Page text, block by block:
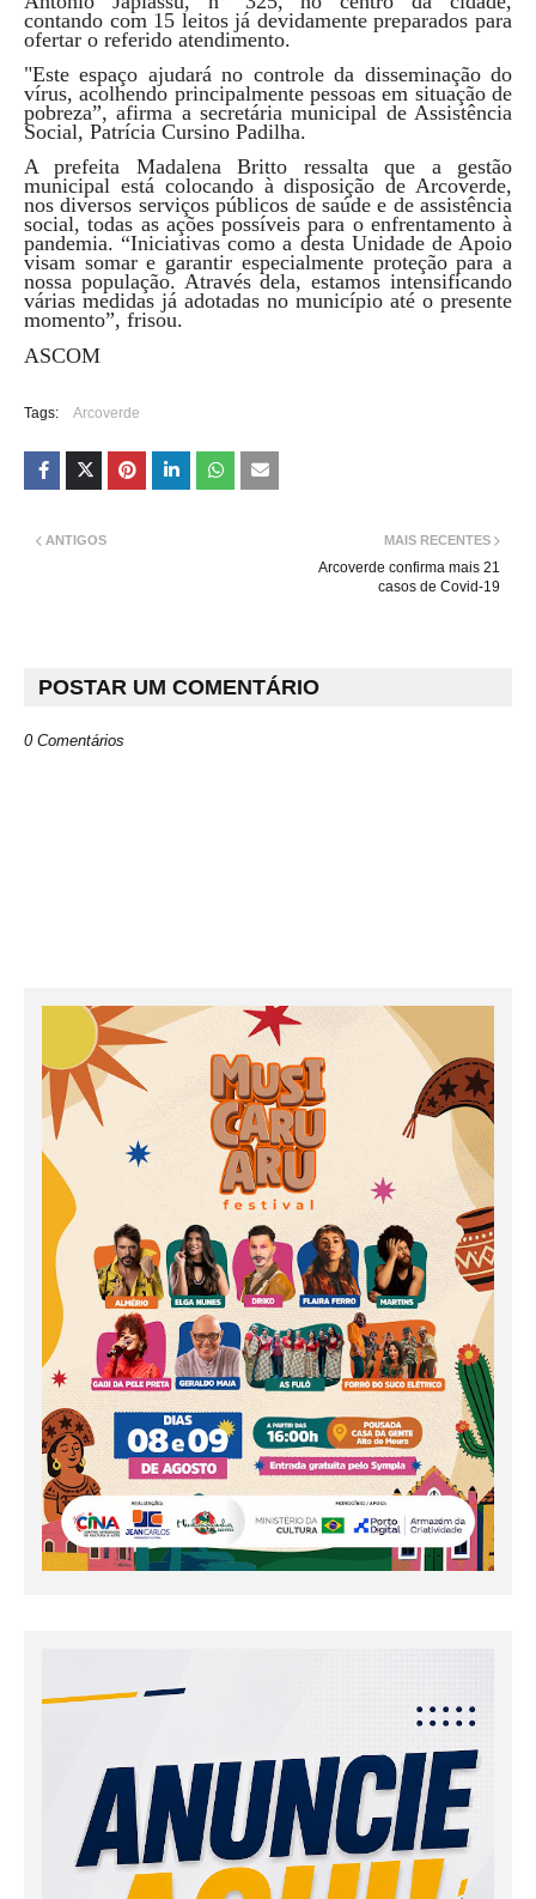
contando com 15 leitos já devidamente preparados para
ofertar o referido atendimento.
"Este espaço ajudará no controle da disseminação do
vírus, acolhendo principalmente pessoas em situação de
pobreza”, afirma a secretária municipal de Assistência
Social, Patrícia Cursino Padilha.
A prefeita Madalena Britto ressalta que a gestão
municipal está colocando à disposição de Arcoverde,
nos diversos serviços públicos de saúde e de assistência
social, todas as ações possíveis para o enfrentamento à
pandemia. “Iniciativas como a desta Unidade de Apoio
visam somar e garantir especialmente proteção para a
nossa população. Através dela, estamos intensificando
várias medidas já adotadas no município até o presente
momento”, frisou.
ASCOM
Tags: Arcoverde
MAIS RECENTES
Arcoverde confirma mais 21
casos de Covid-19
ANTIGOS
POSTAR UM COMENTÁRIO
0 Comentários